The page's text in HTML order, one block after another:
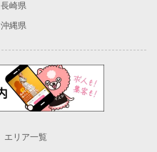
長崎県
沖縄県
エリア一覧